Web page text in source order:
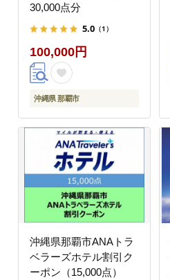
30,000点分
5.0 （1）
100,000円
沖縄県 那覇市
沖縄県那覇市ANAトラ
ベラーズホテル割引ク
ーポン（15,000点）